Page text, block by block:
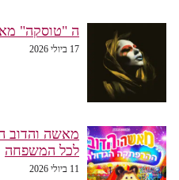
ה "טוסקה"
17 ביולי 2026
מאשה והדוב
לכל המשפחה
11 ביולי 2026